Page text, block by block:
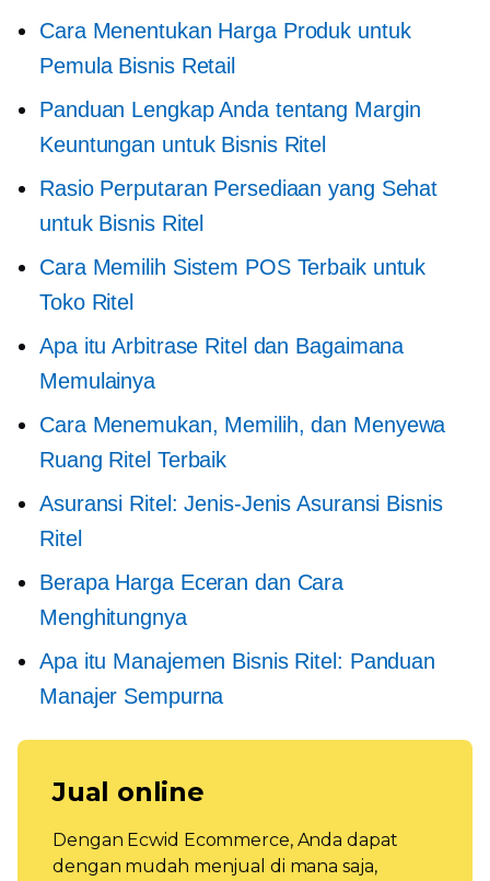
Cara Menentukan Harga Produk untuk
Pemula Bisnis Retail
Panduan Lengkap Anda tentang Margin
Keuntungan untuk Bisnis Ritel
Rasio Perputaran Persediaan yang Sehat
untuk Bisnis Ritel
Cara Memilih Sistem POS Terbaik untuk
Toko Ritel
Apa itu Arbitrase Ritel dan Bagaimana
Memulainya
Cara Menemukan, Memilih, dan Menyewa
Ruang Ritel Terbaik
Asuransi Ritel: Jenis-Jenis Asuransi Bisnis
Ritel
Berapa Harga Eceran dan Cara
Menghitungnya
Apa itu Manajemen Bisnis Ritel: Panduan
Manajer Sempurna
Jual online
Dengan Ecwid Ecommerce, Anda dapat
dengan mudah menjual di mana saja,